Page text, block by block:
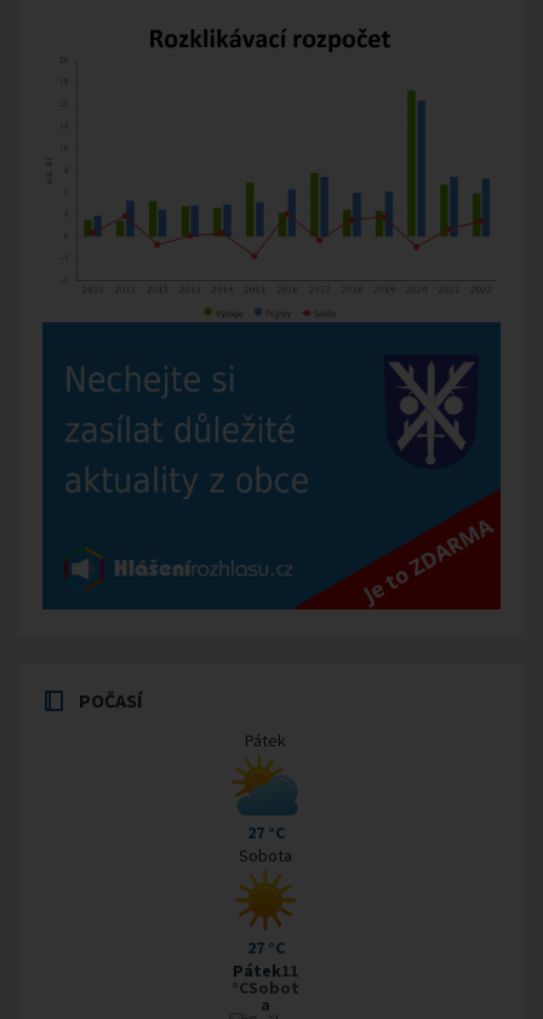
POČASÍ
Pátek
27 °C
Sobota
27 °C
Pátek11
°CSobot
a